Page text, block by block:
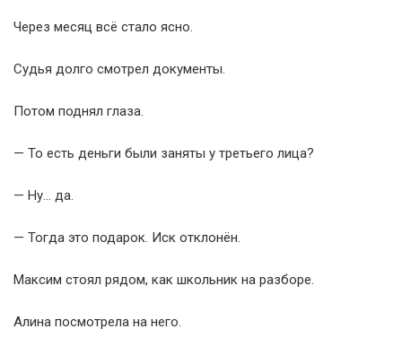
Через месяц всё стало ясно.
Судья долго смотрел документы.
Потом поднял глаза.
— То есть деньги были заняты у третьего лица?
— Ну… да.
— Тогда это подарок. Иск отклонён.
Максим стоял рядом, как школьник на разборе.
Алина посмотрела на него.